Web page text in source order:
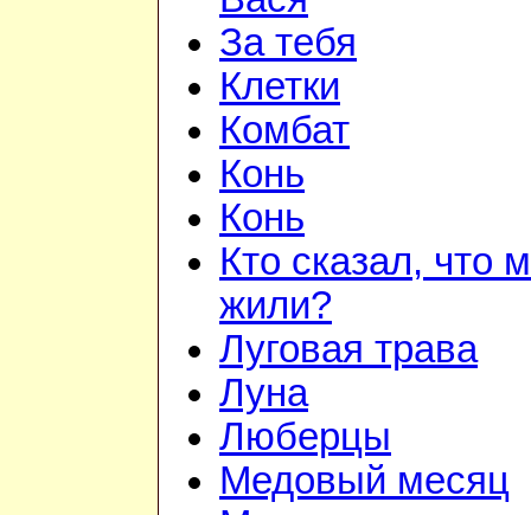
За тебя
Клетки
Комбат
Конь
Конь
Кто сказал, что
жили?
Луговая трава
Луна
Люберцы
Медовый месяц